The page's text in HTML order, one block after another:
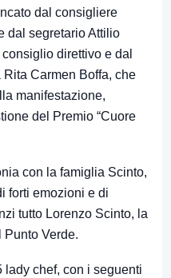
dal consigliere
dal segretario Attilio
direttivo e dal
Carmen Boffa, che
manifestazione,
del Premio “Cuore
con la famiglia Scinto,
forti emozioni e di
tutto Lorenzo Scinto, la
Punto Verde.
lady chef, con i seguenti